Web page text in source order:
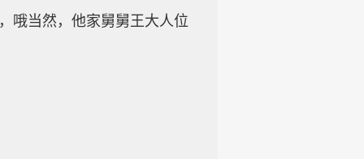
哦当然，他家舅舅王大人位